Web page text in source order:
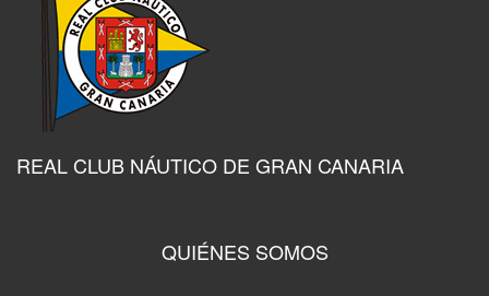
REAL CLUB NÁUTICO DE GRAN CANARIA
QUIÉNES SOMOS